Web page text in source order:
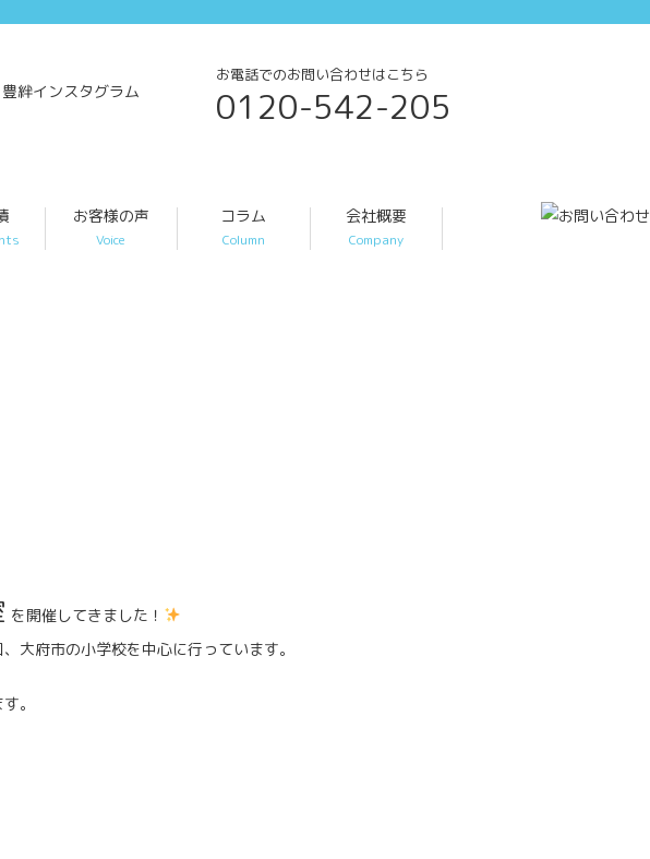
お電話でのお問い合わせはこちら
0120-542-205
お客様の声
Voice
コラム
Column
会社概要
Company
を開催してきました！
大府市の小学校を中心に行っています。
。